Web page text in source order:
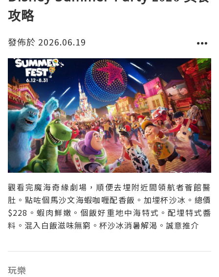
攻略
發佈於 2026.06.19
觀看完魔海奇緣劇場，順便去埋附近間領航者薈館醫
肚。點咗個馬沙文海蝦咖喱配香飯。加埋杯沙冰。總價
$228。蝦肉鮮嫩。個飯好重地中海特式。配埋特式醬
料。混入白飯滋味無窮。杯沙冰消暑解渴。誠意推介。
玩樂